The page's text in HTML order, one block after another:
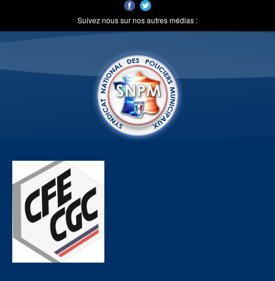
Suivez nous sur nos autres médias :